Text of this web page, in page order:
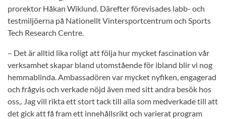
prorektor Håkan Wiklund. Därefter förevisades labb- och
testmiljöerna på Nationellt Vintersportcentrum och Sports
Tech Research Centre.
– Det är alltid lika roligt att följa hur mycket fascination vår
verksamhet skapar bland utomstående för ibland blir vi nog
hemmablinda. Ambassadören var mycket nyfiken, engagerad
och frågvis och verkade nöjd även med sitt andra besök hos
oss,. Jag vill rikta ett stort tack till alla som medverkade till att
det gick att få fram ett innehållsrikt och varierat program